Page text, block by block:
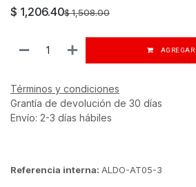
$ 1,206.40$1,508.00
Términos y condiciones
Grantía de devolución de 30 días
Envío: 2-3 días hábiles
Referencia interna: ALDO-AT05-3